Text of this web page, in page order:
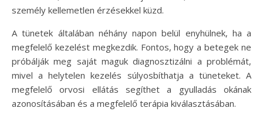
személy kellemetlen érzésekkel küzd.
A tünetek általában néhány napon belül enyhülnek, ha a
megfelelő kezelést megkezdik. Fontos, hogy a betegek ne
próbálják meg saját maguk diagnosztizálni a problémát,
mivel a helytelen kezelés súlyosbíthatja a tüneteket. A
megfelelő orvosi ellátás segíthet a gyulladás okának
azonosításában és a megfelelő terápia kiválasztásában.